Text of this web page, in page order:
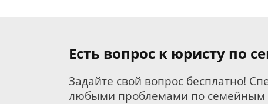
Есть вопрос к юристу по
Задайте свой вопрос бесплатно!
любыми проблемами по семейным